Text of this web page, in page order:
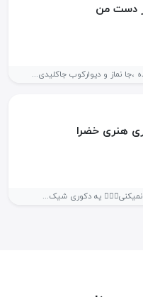
دست من
،جا نماز و دیوارکوب جاکلیدی...
هنری خضرا
یه دکوری شیک...